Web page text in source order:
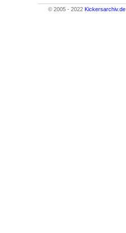
© 2005 - 2022 Kickersarchiv.de